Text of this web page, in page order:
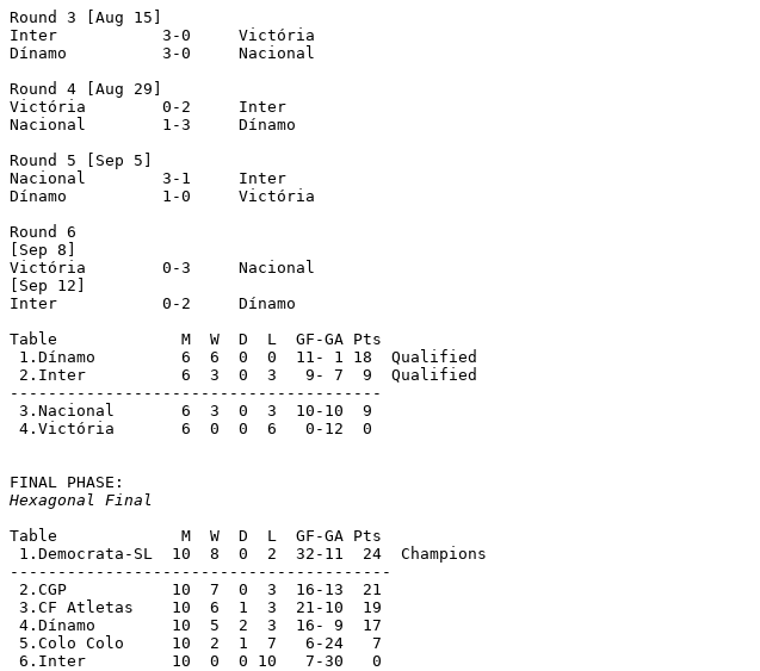
Round 3 [Aug 15]
Inter		3-0	Victória
Dínamo		3-0	Nacional
Round 4 [Aug 29]
Victória	0-2	Inter
Nacional	1-3	Dínamo
Round 5 [Sep 5]
Nacional	3-1	Inter
Dínamo		1-0	Victória
Round 6
[Sep 8]
Victória	0-3	Nacional
[Sep 12]
Inter		0-2	Dínamo
Table		  M  W  D  L  GF-GA Pts
1.Dínamo	  6  6  0  0  11- 1 18  Qualified
2.Inter	  6  3  0  3   9- 7  9  Qualified
---------------------------------------
3.Nacional       6  3  0  3  10-10  9
4.Victória	  6  0  0  6   0-12  0
Hexagonal Final
Table		  M  W  D  L  GF-GA Pts
1.Democrata-SL	 10  8  0  2  32-11  24  Champions
----------------------------------------
2.CGP		 10  7  0  3  16-13  21
3.CF Atletas    10  6  1  3  21-10  19
4.Dínamo	 10  5  2  3  16- 9  17
5.Colo Colo	 10  2  1  7   6-24   7
6.Inter	 10  0  0 10   7-30   0